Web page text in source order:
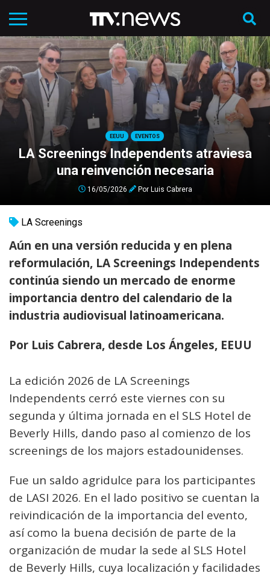
EEUU EVENTOS
LA Screenings Independents atraviesa
una reinvención necesaria
16/05/2026 Por Luis Cabrera
LA Screenings
Aún en una versión reducida y en plena
reformulación, LA Screenings Independents
continúa siendo un mercado de enorme
importancia dentro del calendario de la
industria audiovisual latinoamericana.
Por Luis Cabrera, desde Los Ángeles, EEUU
La edición 2026 de LA Screenings
Independents cerró este viernes con su
segunda y última jornada en el SLS Hotel de
Beverly Hills, dando paso al comienzo de los
screenings de los majors estadounidenses.
Fue un saldo agridulce para los participantes
de LASI 2026. En el lado positivo se cuentan la
reivindicación de la importancia del evento,
así como la buena decisión de parte de la
organización de mudar la sede al SLS Hotel
de Beverly Hills, cuya localización y facilidades